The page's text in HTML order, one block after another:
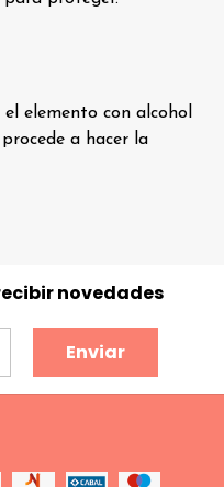
elemento con alcohol
a hacer la
novedades
Enviar